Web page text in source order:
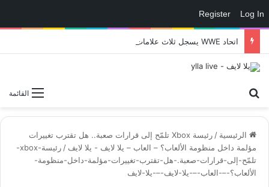
Log In
Register
القائمة
الرئيسية /
رئيسة Xbox تلمّح إلى قرارات صعبة.. هل تقترب تغييرات
مؤلمة داخل منظومة الألعاب؟ – العاب – يلا لايف - يلا لايف /
رئيسة-xbox-
تلمّح-إلى-قرارات-صعبة.-هل-تقترب-تغييرات-مؤلمة-داخل-منظومة-
الألعاب؟-–-العاب-–-يلا-لايف-–-يلا-لايف